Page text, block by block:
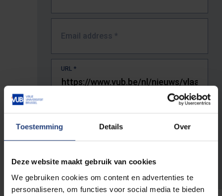
Toestemming Details Over
Deze website maakt gebruik van cookies
We gebruiken cookies om content en advertenties te
personaliseren, om functies voor social media te bieden
Email address *
URL *
The full URL of the page where you encountered the error.